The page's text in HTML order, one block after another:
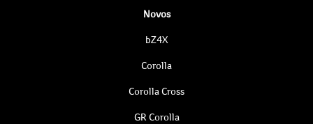
Novos
bZ4X
Corolla
Corolla Cross
GR Corolla